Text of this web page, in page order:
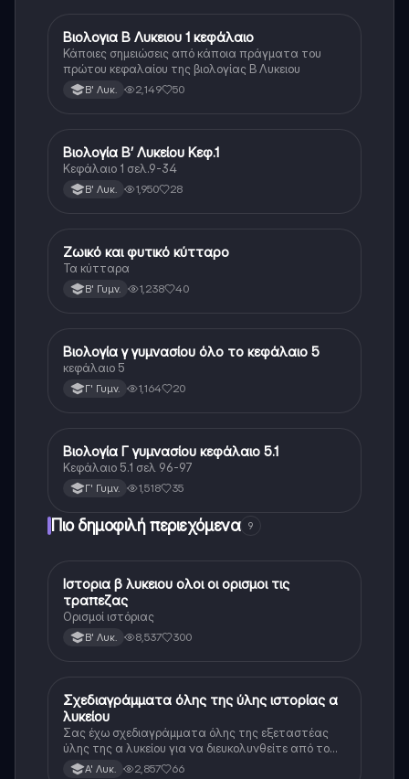
Βιολογία
Βιολογια Β Λυκειου 1 κεφάλαιο
Κάποιες σημειώσεις από κάποια πράγματα του
πρώτου κεφαλαίου της βιολογίας Β Λυκειου
Β' Λυκ. 2,149 50
Βιολογία
Βιολογία Β’ Λυκείου Κεφ.1
Κεφάλαιο 1 σελ.9-34
Β' Λυκ. 1,950 28
Βιολογία
Ζωικό και φυτικό κύτταρο
Τα κύτταρα
Β' Γυμν. 1,238 40
Βιολογία
Βιολογία γ γυμνασίου όλο το κεφάλαιο 5
κεφάλαιο 5
Γ' Γυμν. 1,164 20
Βιολογία
Βιολογία Γ γυμνασίου κεφάλαιο 5.1
Κεφάλαιο 5.1 σελ 96-97
Γ' Γυμν. 1,518 35
Πιο δημοφιλή περιεχόμενα 9
Ιστορία
Ιστορια β λυκειου ολοι οι ορισμοι τις
τραπεζας
Ορισμοί ιστόριας
Β' Λυκ. 8,537 300
Ιστορία
Σχεδιαγράμματα όλης της ύλης ιστορίας α
λυκείου
Σας έχω σχεδιαγράμματα όλης της εξεταστέας
ύλης της α λυκείου για να διευκολυνθείτε από το
τεράστιο βάρος του βιβλίου
Α' Λυκ. 2,857 66